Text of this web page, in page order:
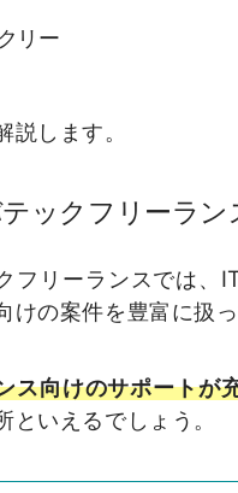
リー
説します。
ックフリーラン
フリーランスでは、
けの案件を豊富に扱っ
ス向けのサポートが
といえるでしょう。